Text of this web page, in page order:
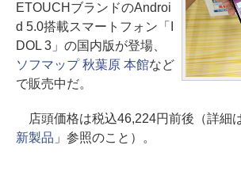
ETOUCHブランドのAndroi
d 5.0搭載スマートフォン「I
DOL 3」の国内版が登場、
ソフマップ 秋葉原 本館など
で販売中だ。
店頭価格は税込46,224円前後（詳細
新製品 」参照のこと）。